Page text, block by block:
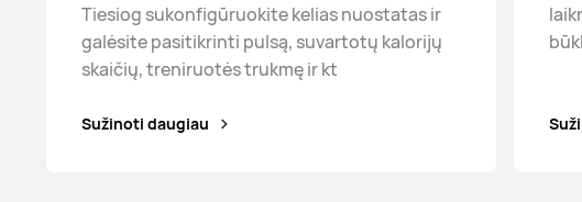
Tiesiog sukonfigūruokite kelias nuostatas ir
galėsite pasitikrinti pulsą, suvartotų kalorijų
skaičių, treniruotės trukmę ir kt
Sužinoti daugiau